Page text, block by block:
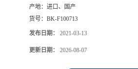
产地： 进口、国产
货号： BK-F100713
发布日期： 2021-03-13
更新日期： 2026-08-07